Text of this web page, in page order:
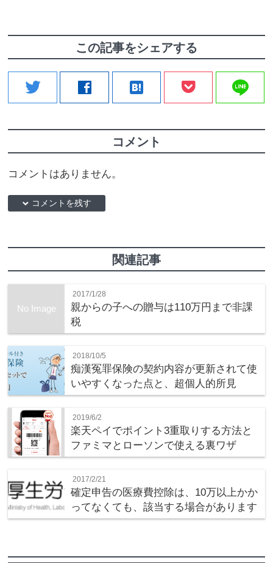
この記事をシェアする
twitter facebook hatenabookmark line
コメント
コメントはありません。
down コメントを残す
関連記事
No Image
2017/1/28
親からの子への贈与は110万円まで非課
税
2018/10/5
痴漢冤罪保険の契約内容が更新されて使
いやすくなった点と、超個人的所見
2019/6/2
楽天ペイでポイント3重取りする方法と
ファミマとローソンで使える裏ワザ
2017/2/21
確定申告の医療費控除は、10万以上かか
ってなくても、該当する場合があります